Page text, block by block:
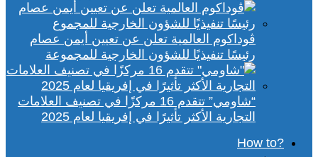
ڤوداكوم العالمية تعلن عن تعيين أيمن عصام
رئيسًا تنفيذيًا للشؤون الخارجية للمجموعة
“شاومي” تتقدم 16 مركزًا في تصنيف العلامات
التجارية الأكثر تأثيرًا في إفريقيا لعام 2025
?How to